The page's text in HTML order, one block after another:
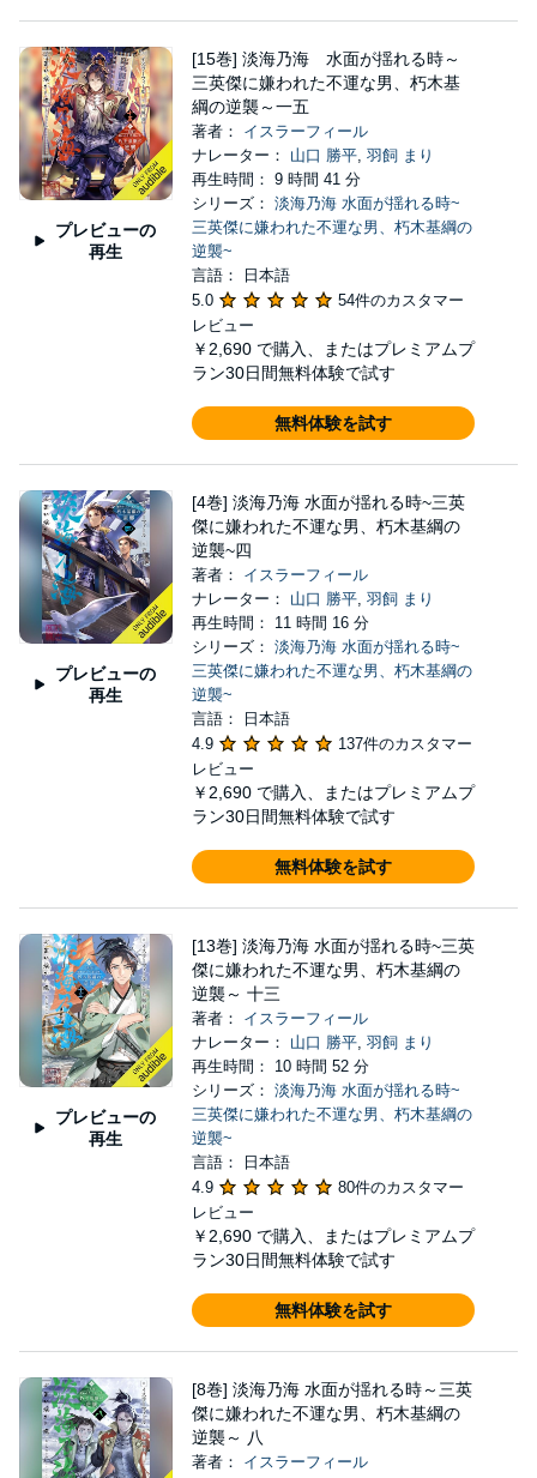
プレビューの
再生
[15巻] 淡海乃海 水面が揺れる時～
三英傑に嫌われた不運な男、朽木基
綱の逆襲～一五
著者： イスラーフィール
ナレーター： 山口 勝平, 羽飼 まり
再生時間： 9 時間 41 分
シリーズ： 淡海乃海 水面が揺れる時~
三英傑に嫌われた不運な男、朽木基綱の
逆襲~
言語： 日本語
5.0
54件のカスタマー
レビュー
￥2,690 で購入、またはプレミアムプ
ラン30日間無料体験で試す
無料体験を試す
プレビューの
再生
[4巻] 淡海乃海 水面が揺れる時~三英
傑に嫌われた不運な男、朽木基綱の
逆襲~四
著者： イスラーフィール
ナレーター： 山口 勝平, 羽飼 まり
再生時間： 11 時間 16 分
シリーズ： 淡海乃海 水面が揺れる時~
三英傑に嫌われた不運な男、朽木基綱の
逆襲~
言語： 日本語
4.9
137件のカスタマー
レビュー
￥2,690 で購入、またはプレミアムプ
ラン30日間無料体験で試す
無料体験を試す
プレビューの
再生
[13巻] 淡海乃海 水面が揺れる時~三英
傑に嫌われた不運な男、朽木基綱の
逆襲～ 十三
著者： イスラーフィール
ナレーター： 山口 勝平, 羽飼 まり
再生時間： 10 時間 52 分
シリーズ： 淡海乃海 水面が揺れる時~
三英傑に嫌われた不運な男、朽木基綱の
逆襲~
言語： 日本語
4.9
80件のカスタマー
レビュー
￥2,690 で購入、またはプレミアムプ
ラン30日間無料体験で試す
無料体験を試す
[8巻] 淡海乃海 水面が揺れる時～三英
傑に嫌われた不運な男、朽木基綱の
逆襲～ 八
著者： イスラーフィール